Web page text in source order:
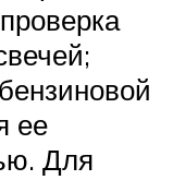
ее
Для